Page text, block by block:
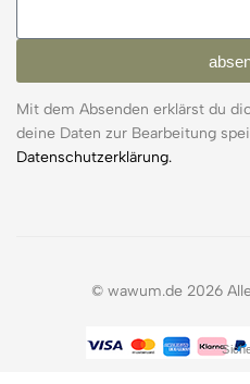
Mit dem Absenden erklärst du
deine Daten zur Bearbeitung
Datenschutzerklärung.
© wawum.de 2026